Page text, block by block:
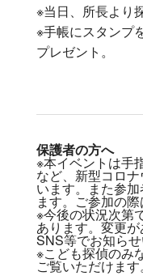
※当日、所長より
※手帳にスタンプ
プレゼント。
保護者の方へ
※本イベントは手
など、新型コロ
います。また参
ます。ご参加の
※今後の状況次第
あります。変更が
SNS等でお知ら
※こども探偵のみ
ご覧いただけま